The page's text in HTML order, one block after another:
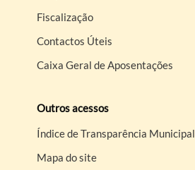
Filtros
Fiscalização
Contactos Úteis
Caixa Geral de Aposentações
Outros acessos
Índice de Transparência Municipal
Mapa do site